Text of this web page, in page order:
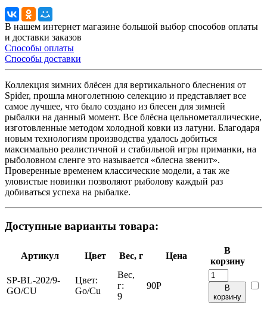
В нашем интернет магазине большой выбор способов оплаты
и доставки заказов
Способы оплаты
Способы доставки
Коллекция зимних блёсен для вертикального блеснения от
Spider, прошла многолетнюю селекцию и представляет все
самое лучшее, что было создано из блесен для зимней
рыбалки на данный момент. Все блёсна цельнометаллические,
изготовленные методом холодной ковки из латуни. Благодаря
новым технологиям производства удалось добиться
максимально реалистичной и стабильной игры приманки, на
рыболовном сленге это называется «блесна звенит».
Проверенные временем классические модели, а так же
уловистые новинки позволяют рыболову каждый раз
добиваться успеха на рыбалке.
Доступные варианты товара:
Артикул Цвет Вес, г Цена
В
корзину
SP-BL-202/9-
GO/CU
Цвет:
Go/Cu
Вес,
г:
9
90Р
В
корзину